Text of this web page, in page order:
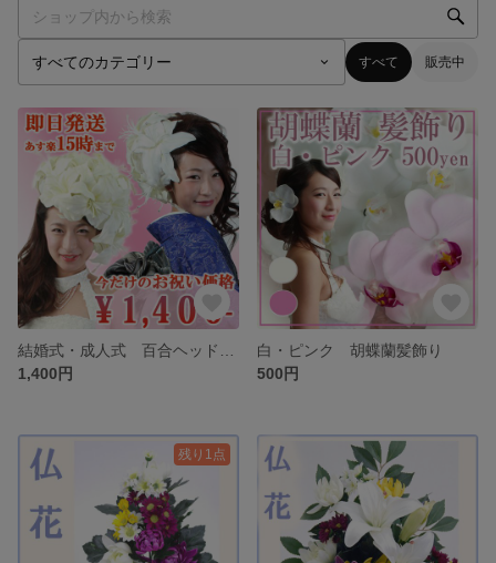
すべて 販売中
1,400円
白・ピンク 胡蝶蘭髪飾り
500円
残り1点